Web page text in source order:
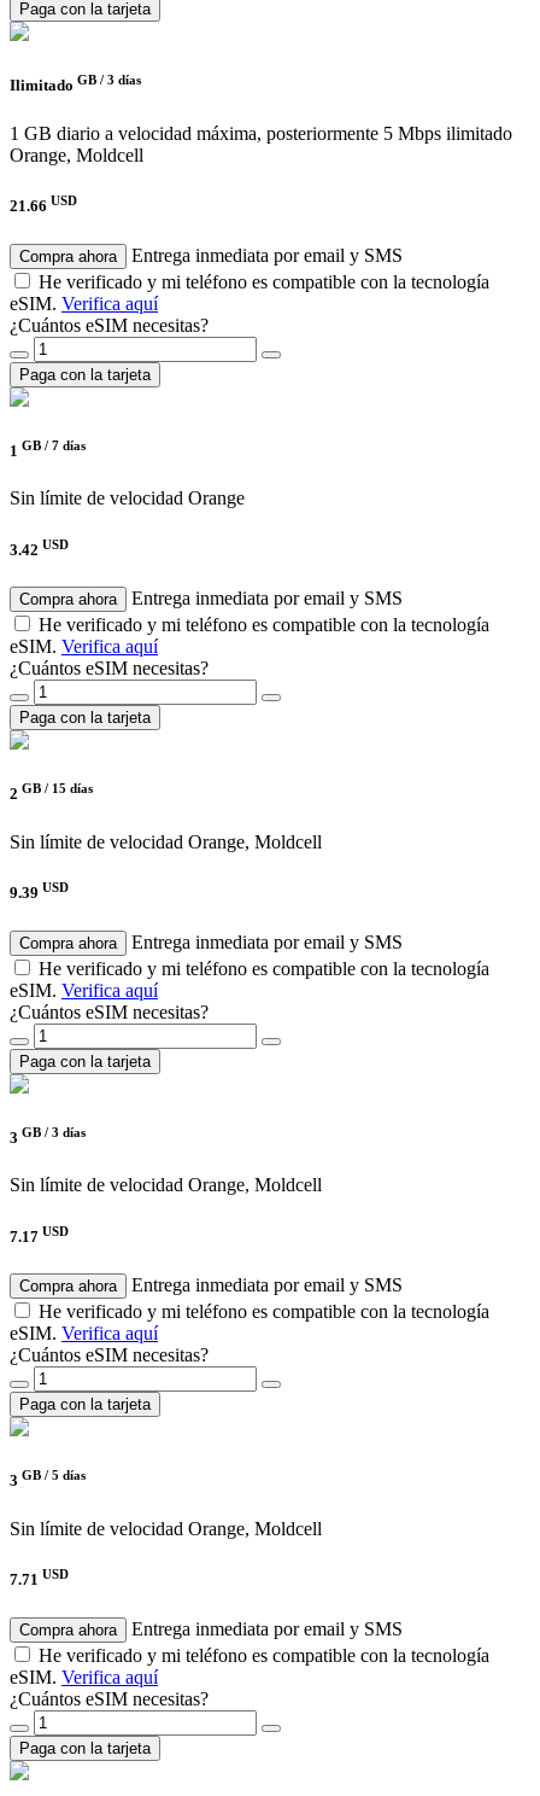
Paga con la tarjeta
Ilimitado GB / 3 días
1 GB diario a velocidad máxima, posteriormente 5 Mbps ilimitado
Orange, Moldcell
21.66 USD
Compra ahora
Entrega inmediata por email y SMS
He verificado y mi teléfono es compatible con la tecnología
eSIM. Verifica aquí
¿Cuántos eSIM necesitas?
Paga con la tarjeta
1 GB / 7 días
Sin límite de velocidad Orange
3.42 USD
Compra ahora
Entrega inmediata por email y SMS
He verificado y mi teléfono es compatible con la tecnología
eSIM. Verifica aquí
¿Cuántos eSIM necesitas?
Paga con la tarjeta
2 GB / 15 días
Sin límite de velocidad Orange, Moldcell
9.39 USD
Compra ahora
Entrega inmediata por email y SMS
He verificado y mi teléfono es compatible con la tecnología
eSIM. Verifica aquí
¿Cuántos eSIM necesitas?
Paga con la tarjeta
3 GB / 3 días
Sin límite de velocidad Orange, Moldcell
7.17 USD
Compra ahora
Entrega inmediata por email y SMS
He verificado y mi teléfono es compatible con la tecnología
eSIM. Verifica aquí
¿Cuántos eSIM necesitas?
Paga con la tarjeta
3 GB / 5 días
Sin límite de velocidad Orange, Moldcell
7.71 USD
Compra ahora
Entrega inmediata por email y SMS
He verificado y mi teléfono es compatible con la tecnología
eSIM. Verifica aquí
¿Cuántos eSIM necesitas?
Paga con la tarjeta